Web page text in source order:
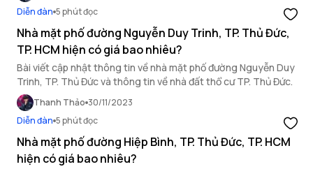
Diễn đàn 5 phút đọc
Nhà mặt phố đường Nguyễn Duy Trinh, TP. Thủ Đức,
TP. HCM hiện có giá bao nhiêu?
Bài viết cập nhật thông tin về nhà mặt phố đường Nguyễn Duy
Trinh, TP. Thủ Đức và thông tin về nhà đất thổ cư TP. Thủ Đức.
Thanh Thảo 30/11/2023
Diễn đàn 5 phút đọc
Nhà mặt phố đường Hiệp Bình, TP. Thủ Đức, TP. HCM
hiện có giá bao nhiêu?